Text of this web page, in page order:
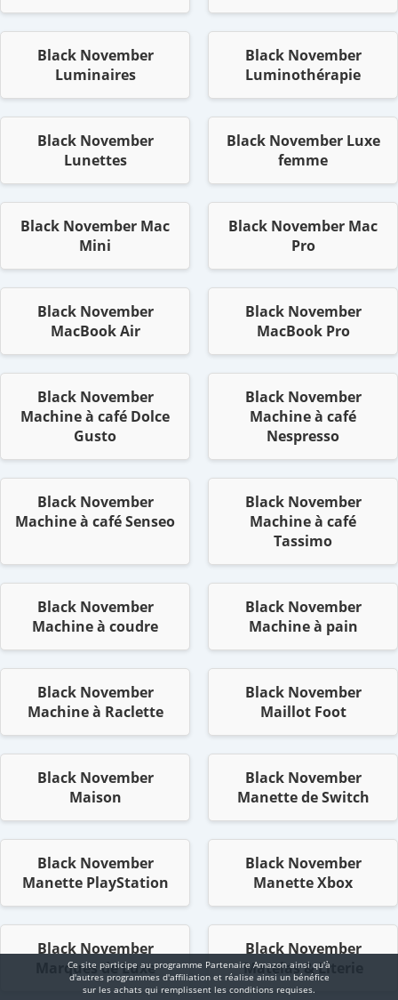
Black November
Luminaires
Black November
Luminothérapie
Black November
Lunettes
Black November Luxe
femme
Black November Mac
Mini
Black November Mac
Pro
Black November
MacBook Air
Black November
MacBook Pro
Black November
Machine à café Dolce
Gusto
Black November
Machine à café
Nespresso
Black November
Machine à café Senseo
Black November
Machine à café
Tassimo
Black November
Machine à coudre
Black November
Machine à pain
Black November
Machine à Raclette
Black November
Maillot Foot
Black November
Maison
Black November
Manette de Switch
Black November
Manette PlayStation
Black November
Manette Xbox
Black November
Marques de Luxe
Black November
Matelas & Literie
Ce site participe au programme Partenaire Αmazοn ainsi qu'à
d'autres programmes d'affiliation et réalise ainsi un bénéfice
sur les achats qui remplissent les conditions requises.